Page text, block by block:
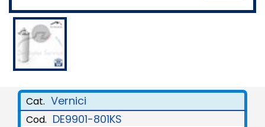
Cat. Vernici
Cod. DE9901-801KS